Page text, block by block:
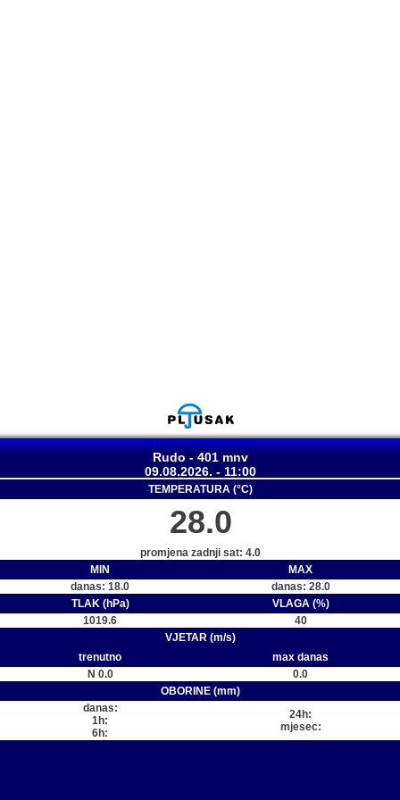
Rudo - 401 mnv
09.08.2026. - 11:00
TEMPERATURA (°C)
28.0
promjena zadnji sat: 4.0
MIN
MAX
danas: 18.0
danas: 28.0
TLAK (hPa)
VLAGA (%)
1019.6
40
VJETAR (m/s)
trenutno
max danas
N 0.0
0.0
OBORINE (mm)
danas:
1h:
6h:
24h:
mjesec: